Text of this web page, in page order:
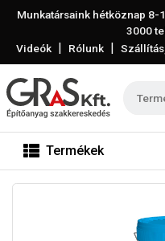
Munkatársaink hétköznap 8-
3000
Videók | Rólunk |
Termékek